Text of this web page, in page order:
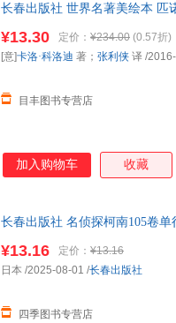
长春出版社 世界名著美绘本 匹
票。
¥13.30 定价： ¥234.00 (0.57折)
目丰图书专营店
[意]卡洛·科洛迪 著； 张利侠 译 /
加入购物车 收藏
长春出版社 名侦探柯南105卷
¥13.16 定价： ¥13.16
四季图书专营店
日本 /2025-08-01 /长春出版社